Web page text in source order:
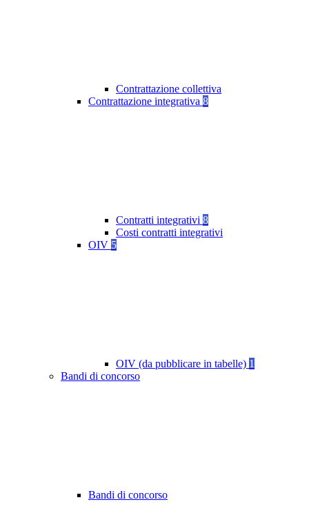
Contrattazione collettiva
Contrattazione integrativa 8
Contratti integrativi 8
Costi contratti integrativi
OIV 5
OIV (da pubblicare in tabelle) 1
Bandi di concorso
Bandi di concorso